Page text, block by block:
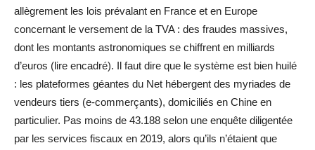
allègrement les lois prévalant en France et en Europe
concernant le versement de la TVA : des fraudes massives,
dont les montants astronomiques se chiffrent en milliards
d’euros (lire encadré). Il faut dire que le système est bien huilé
: les plateformes géantes du Net hébergent des myriades de
vendeurs tiers (e-commerçants), domiciliés en Chine en
particulier. Pas moins de 43.188 selon une enquête diligentée
par les services fiscaux en 2019, alors qu’ils n’étaient que